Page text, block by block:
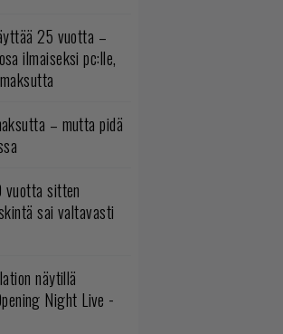
25 vuotta –
ilmaiseksi pc:lle,
– mutta pidä
vuotta sitten
sai valtavasti
näytillä
Night Live -